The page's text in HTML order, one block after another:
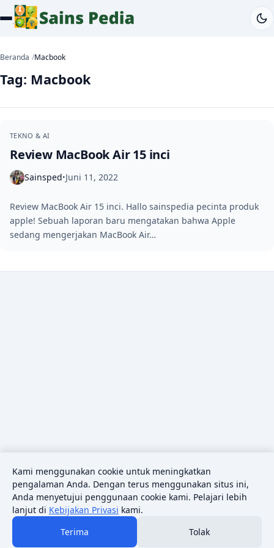
Beranda Macbook
Tag: Macbook
TEKNO & AI
Review MacBook Air 15 inci
Sainsped•Juni 11, 2022
Review MacBook Air 15 inci. Hallo sainspedia pecinta produk
apple! Sebuah laporan baru mengatakan bahwa Apple
sedang mengerjakan MacBook Air…
Kami menggunakan cookie untuk meningkatkan
pengalaman Anda. Dengan terus menggunakan situs ini,
Anda menyetujui penggunaan cookie kami. Pelajari lebih
lanjut di Kebijakan Privasi kami.
Terima
Tolak